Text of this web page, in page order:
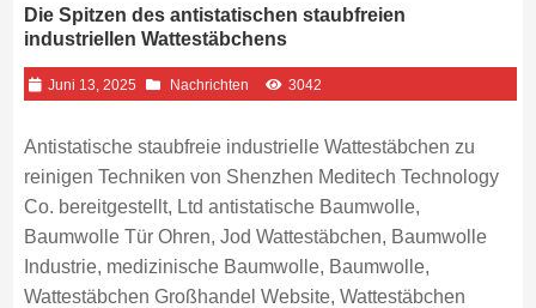
Die Spitzen des antistatischen staubfreien
industriellen Wattestäbchens
Juni 13, 2025 Nachrichten 3042
Antistatische staubfreie industrielle Wattestäbchen zu
reinigen Techniken von Shenzhen Meditech Technology
Co. bereitgestellt, Ltd antistatische Baumwolle,
Baumwolle Tür Ohren, Jod Wattestäbchen, Baumwolle
Industrie, medizinische Baumwolle, Baumwolle,
Wattestäbchen Großhandel Website, Wattestäbchen